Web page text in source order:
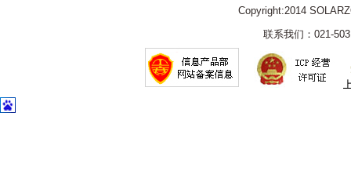
Copyright:2014
联系我们：021-